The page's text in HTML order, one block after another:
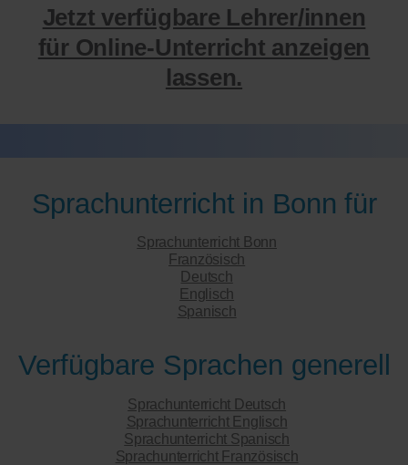
Jetzt verfügbare Lehrer/innen
für Online-Unterricht anzeigen
lassen.
Sprachunterricht in Bonn für
Sprachunterricht Bonn
Französisch
Deutsch
Englisch
Spanisch
Verfügbare Sprachen generell
Sprachunterricht Deutsch
Sprachunterricht Englisch
Sprachunterricht Spanisch
Sprachunterricht Französisch